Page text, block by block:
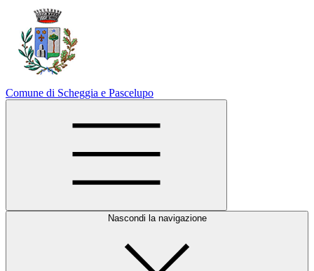
Comune di Scheggia e Pascelupo
Nascondi la navigazione